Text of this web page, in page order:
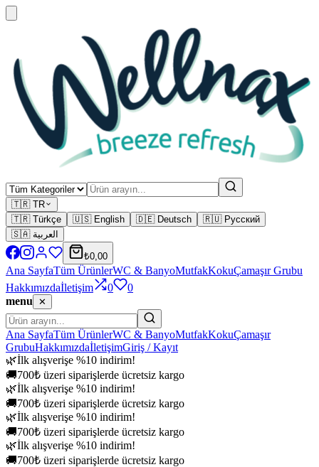
🇹🇷 TR
🇹🇷 Türkçe
🇺🇸 English 🇩🇪 Deutsch
🇷🇺 Русский
🇸🇦 العربية
₺0,00
Ana SayfaTüm ÜrünlerWC & BanyoMutfakKokuÇamaşır Grubu
Hakkımızdaİletişim 0
0
menu
✕
Ana SayfaTüm ÜrünlerWC & BanyoMutfakKokuÇamaşır
GrubuHakkımızdaİletişimGiriş / Kayıt
🌿İlk alışverişe %10 indirim!
🚚700₺ üzeri siparişlerde ücretsiz kargo
🌿İlk alışverişe %10 indirim!
🚚700₺ üzeri siparişlerde ücretsiz kargo
🌿İlk alışverişe %10 indirim!
🚚700₺ üzeri siparişlerde ücretsiz kargo
🌿İlk alışverişe %10 indirim!
🚚700₺ üzeri siparişlerde ücretsiz kargo